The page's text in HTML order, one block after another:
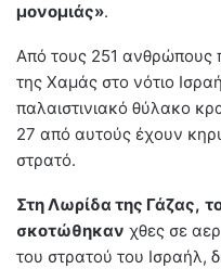
μονομιάς».
Από τους 251 ανθρώπους
της Χαμάς στο νότιο
παλαιστινιακό θύλακο
27 από αυτούς έχουν
στρατό.
Στη Λωρίδα της Γάζας,
σκοτώθηκαν χθες σε
του στρατού του Ισραήλ,